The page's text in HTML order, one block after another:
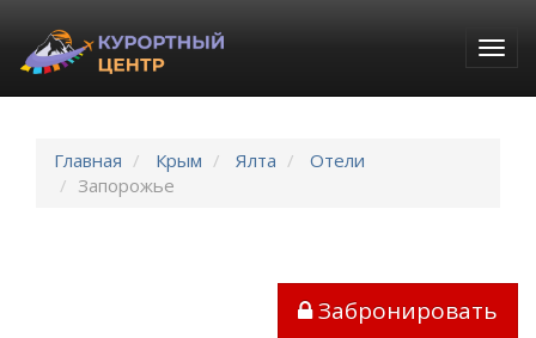
Главная Крым Ялта
Отели
Запорожье
Забронировать